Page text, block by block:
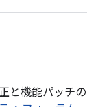
と機能パッチの